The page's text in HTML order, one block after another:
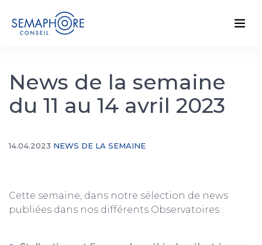
News de la semaine
du 11 au 14 avril 2023
14.04.2023 NEWS DE LA SEMAINE
Cette semaine, dans notre sélection de news
publiées dans nos différents Observatoires :